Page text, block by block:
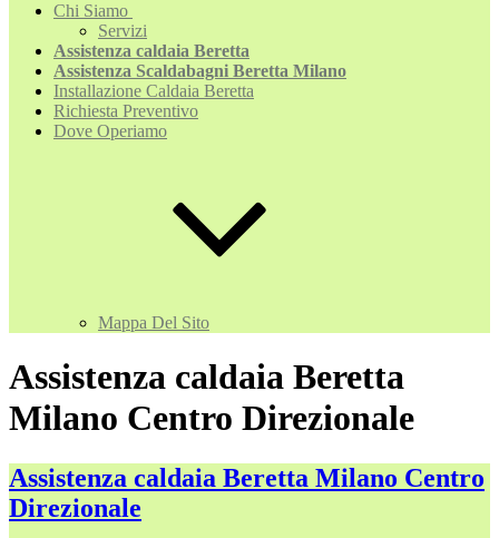
Chi Siamo
Servizi
Assistenza caldaia Beretta
Assistenza Scaldabagni Beretta Milano
Installazione Caldaia Beretta
Richiesta Preventivo
Dove Operiamo
Mappa Del Sito
Assistenza caldaia Beretta
Milano Centro Direzionale
Assistenza caldaia Beretta Milano Centro
Direzionale